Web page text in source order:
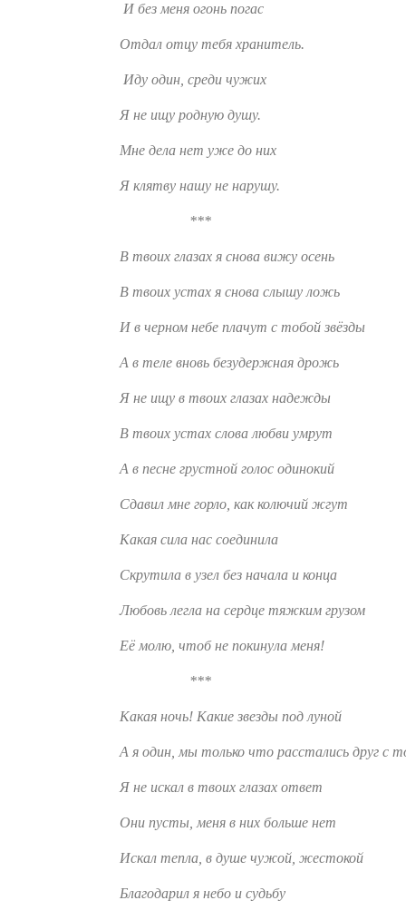
И без меня огонь погас
Отдал отцу тебя хранитель.
Иду один, среди чужих
Я не ищу родную душу.
Мне дела нет уже до них
Я клятву нашу не нарушу.
***
В твоих глазах я снова вижу осень
В твоих устах я снова слышу ложь
И в черном небе плачут с тобой звёзды
А в теле вновь безудержная дрожь
Я не ищу в твоих глазах надежды
В твоих устах слова любви умрут
А в песне грустной голос одинокий
Сдавил мне горло, как колючий жгут
Какая сила нас соединила
Скрутила в узел без начала и конца
Любовь легла на сердце тяжким грузом
Её молю, чтоб не покинула меня!
***
Какая ночь! Какие звезды под луной
А я один, мы только что расстались друг с
Я не искал в твоих глазах ответ
Они пусты, меня в них больше нет
Искал тепла, в душе чужой, жестокой
Благодарил я небо и судьбу